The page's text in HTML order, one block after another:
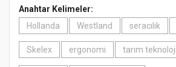
Anahtar Kelimeler:
Hollanda
Westland seracılık
Skelex ergonomi tarım